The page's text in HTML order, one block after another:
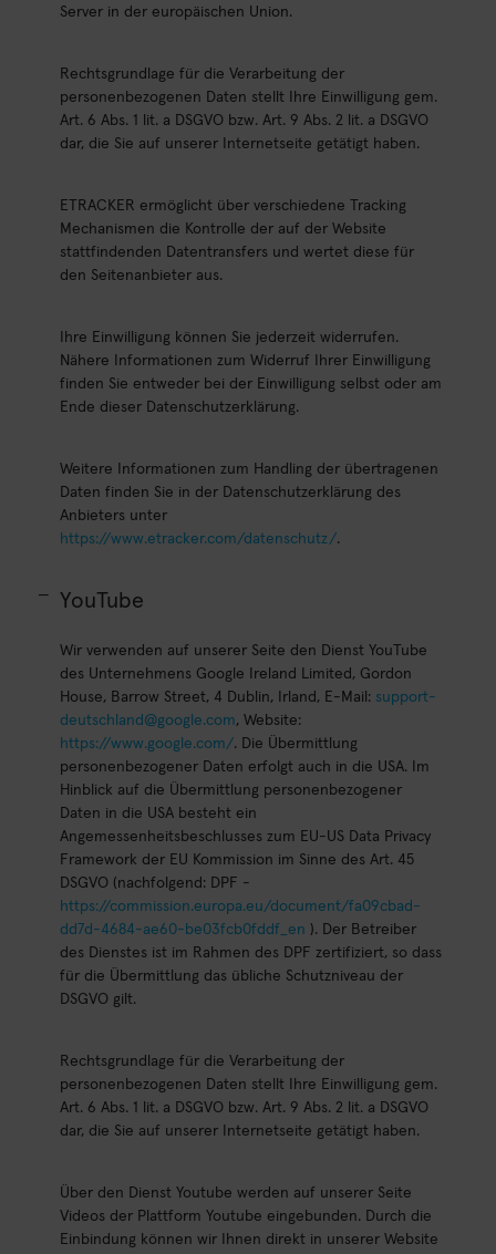
Server in der europäischen Union.
Rechtsgrundlage für die Verarbeitung der
personenbezogenen Daten stellt Ihre Einwilligung gem.
Art. 6 Abs. 1 lit. a DSGVO bzw. Art. 9 Abs. 2 lit. a DSGVO
dar, die Sie auf unserer Internetseite getätigt haben.
ETRACKER ermöglicht über verschiedene Tracking
Mechanismen die Kontrolle der auf der Website
stattfindenden Datentransfers und wertet diese für
den Seitenanbieter aus.
Ihre Einwilligung können Sie jederzeit widerrufen.
Nähere Informationen zum Widerruf Ihrer Einwilligung
finden Sie entweder bei der Einwilligung selbst oder am
Ende dieser Datenschutzerklärung.
Weitere Informationen zum Handling der übertragenen
Daten finden Sie in der Datenschutzerklärung des
Anbieters unter
https://www.etracker.com/datenschutz/.
YouTube
Wir verwenden auf unserer Seite den Dienst YouTube
des Unternehmens Google Ireland Limited, Gordon
House, Barrow Street, 4 Dublin, Irland, E-Mail: support-
deutschland@google.com, Website:
https://www.google.com/. Die Übermittlung
personenbezogener Daten erfolgt auch in die USA. Im
Hinblick auf die Übermittlung personenbezogener
Daten in die USA besteht ein
Angemessenheitsbeschlusses zum EU-US Data Privacy
Framework der EU Kommission im Sinne des Art. 45
DSGVO (nachfolgend: DPF -
https://commission.europa.eu/document/fa09cbad-
dd7d-4684-ae60-be03fcb0fddf_en ). Der Betreiber
des Dienstes ist im Rahmen des DPF zertifiziert, so dass
für die Übermittlung das übliche Schutzniveau der
DSGVO gilt.
Rechtsgrundlage für die Verarbeitung der
personenbezogenen Daten stellt Ihre Einwilligung gem.
Art. 6 Abs. 1 lit. a DSGVO bzw. Art. 9 Abs. 2 lit. a DSGVO
dar, die Sie auf unserer Internetseite getätigt haben.
Über den Dienst Youtube werden auf unserer Seite
Videos der Plattform Youtube eingebunden. Durch die
Einbindung können wir Ihnen direkt in unserer Website